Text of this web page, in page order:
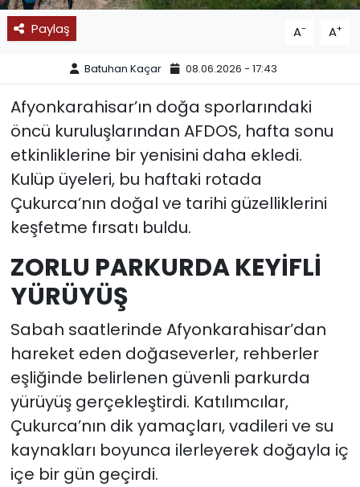
Paylaş A- A+
Batuhan Kaçar 08.06.2026 - 17:43
Afyonkarahisar’ın doğa sporlarındaki
öncü kuruluşlarından AFDOS, hafta sonu
etkinliklerine bir yenisini daha ekledi.
Kulüp üyeleri, bu haftaki rotada
Çukurca’nın doğal ve tarihi güzelliklerini
keşfetme fırsatı buldu.
ZORLU PARKURDA KEYİFLİ
YÜRÜYÜŞ
Sabah saatlerinde Afyonkarahisar’dan
hareket eden doğaseverler, rehberler
eşliğinde belirlenen güvenli parkurda
yürüyüş gerçekleştirdi. Katılımcılar,
Çukurca’nın dik yamaçları, vadileri ve su
kaynakları boyunca ilerleyerek doğayla iç
içe bir gün geçirdi.